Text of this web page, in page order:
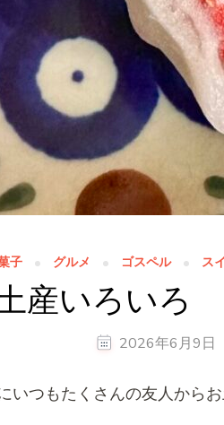
子 グルメ ゴスペル ス
産いろいろ
2026年6月9日
いつもたくさんの友人から